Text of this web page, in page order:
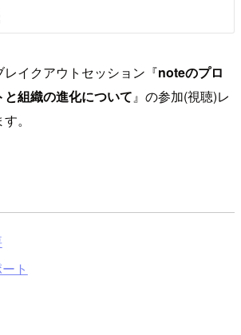
イクアウトセッション『noteのプロ
組織の進化について 』の参加(視聴)レ
。
ト